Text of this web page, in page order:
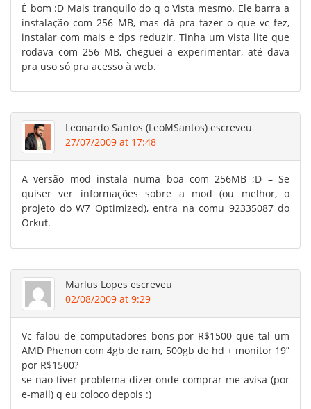
É bom :D Mais tranquilo do q o Vista mesmo. Ele barra a
instalação com 256 MB, mas dá pra fazer o que vc fez,
instalar com mais e dps reduzir. Tinha um Vista lite que
rodava com 256 MB, cheguei a experimentar, até dava
pra uso só pra acesso à web.
Leonardo Santos (LeoMSantos) escreveu
27/07/2009 at 17:48
A versão mod instala numa boa com 256MB ;D – Se
quiser ver informações sobre a mod (ou melhor, o
projeto do W7 Optimized), entra na comu 92335087 do
Orkut.
Marlus Lopes escreveu
02/08/2009 at 9:29
Vc falou de computadores bons por R$1500 que tal um
AMD Phenon com 4gb de ram, 500gb de hd + monitor 19”
por R$1500?
se nao tiver problema dizer onde comprar me avisa (por
e-mail) q eu coloco depois :)